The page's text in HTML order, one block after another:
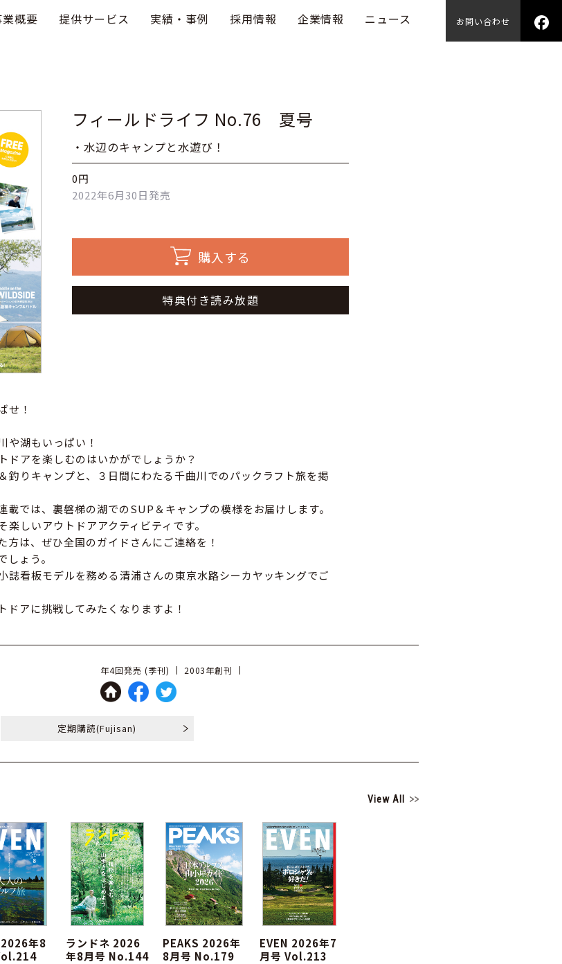
業概要 提供サービス 実績・事例 採用情報 企業情報 ニュース お問い合わせ
フィールドライフ No.76 夏号
・水辺のキャンプと水遊び！
0円
2022年6月30日発売
購入する
特典付き読み放題
せ！
や湖もいっぱい！
ドアを楽しむのはいかがでしょうか？
釣りキャンプと、３日間にわたる千曲川でのパックラフト旅を掲
載では、裏磐梯の湖でのSUP＆キャンプの模様をお届けします。
しいアウトドアアクティビティです。
方は、ぜひ全国のガイドさんにご連絡を！
ょう。
誌看板モデルを務める清浦さんの東京水路シーカヤッキングでご
ドアに挑戦してみたくなりますよ！
年4回発売 (季刊) 2003年創刊
定期購読(Fujisan)
View All
2026年8
ランドネ 2026
年8月号 No.144
PEAKS 2026年
8月号 No.179
EVEN 2026年7
月号 Vol.213